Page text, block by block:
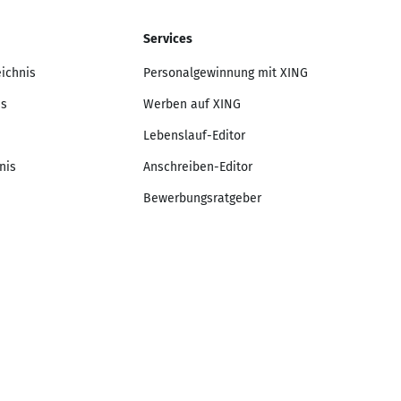
Services
Personalgewinnung mit XING
Werben auf XING
Lebenslauf-Editor
Anschreiben-Editor
Bewerbungsratgeber